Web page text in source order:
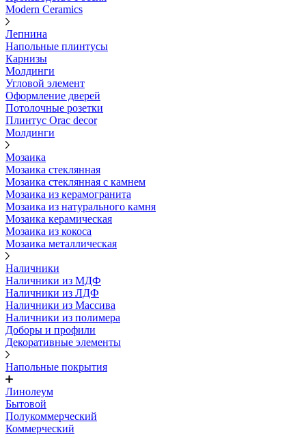
Modern Ceramics
Лепнина
Напольные плинтусы
Карнизы
Молдинги
Угловой элемент
Оформление дверей
Потолочные розетки
Плинтус Orac decor
Молдинги
Мозаика
Мозаика стеклянная
Мозаика стеклянная с камнем
Мозаика из керамогранита
Мозаика из натурального камня
Мозаика керамическая
Мозаика из кокоса
Мозаика металлическая
Наличники
Наличники из МДФ
Наличники из ЛДФ
Наличники из Массива
Наличники из полимера
Доборы и профили
Декоративные элементы
Напольные покрытия
Линолеум
Бытовой
Полукоммерческий
Коммерческий